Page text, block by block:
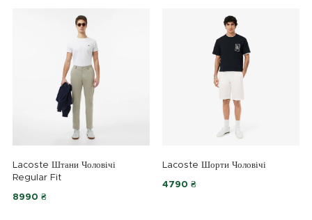
Lacoste Штани Чоловічі
Regular Fit
8990 ₴
Lacoste Шорти Чоловічі
4790 ₴